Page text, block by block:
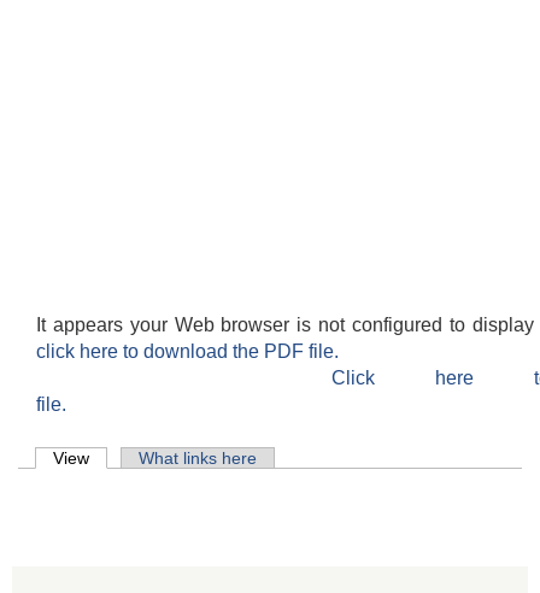
It appears your Web browser is not configured to
click here to download the PDF file.
Click here
file.
Primary tabs
View (active tab)What links here